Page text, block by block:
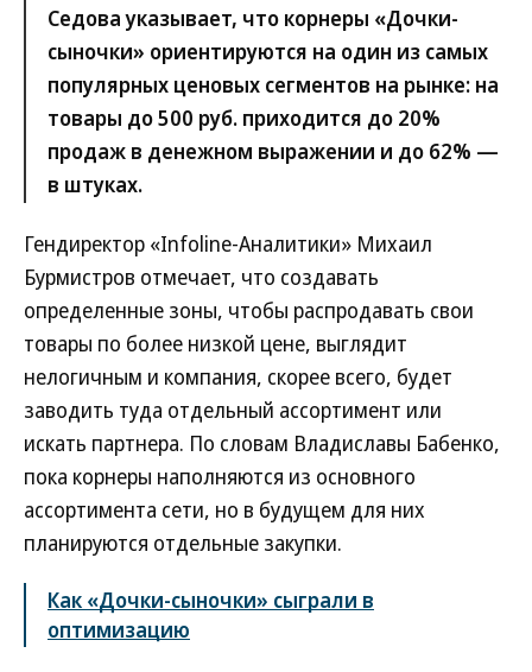
Седова указывает, что корнеры «Дочки-
сыночки» ориентируются на один из самых
популярных ценовых сегментов на рынке: на
товары до 500 руб. приходится до 20%
продаж в денежном выражении и до 62% —
в штуках.
Гендиректор «Infoline-Аналитики» Михаил
Бурмистров отмечает, что создавать
определенные зоны, чтобы распродавать свои
товары по более низкой цене, выглядит
нелогичным и компания, скорее всего, будет
заводить туда отдельный ассортимент или
искать партнера. По словам Владиславы Бабенко,
пока корнеры наполняются из основного
ассортимента сети, но в будущем для них
планируются отдельные закупки.
Как «Дочки-сыночки» сыграли в
оптимизацию